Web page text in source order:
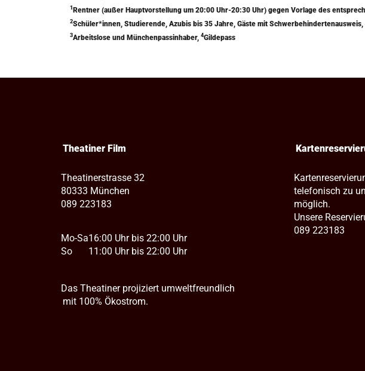
1 Rentner (außer Hauptvorstellung um 20:00 Uhr-20:30 Uhr) gegen Vorlage des
2Schüler*innen, Studierende, Azubis bis 35 Jahre, Gäste mit
3Arbeitslose und Münchenpassinhaber, 4Gildepass
Theatiner Film
Theatinerstrasse 32
80333 München
089 223183
Mo-Sa
So
16:00 Uhr bis 22:00 Uhr
11:00 Uhr bis 22:00 Uhr
Das Theatiner projiziert umweltfreundlich
mit 100% Ökostrom.
telefonisch zu
möglich.
Unsere
089 223183